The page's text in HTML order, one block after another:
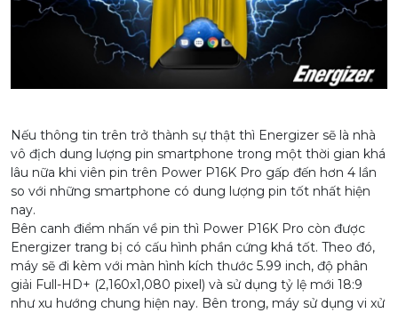
Nếu thông tin trên trở thành sự thật thì Energizer sẽ là nhà
vô địch dung lượng pin smartphone trong một thời gian khá
lâu nữa khi viên pin trên Power P16K Pro gấp đến hơn 4 lần
so với những smartphone có dung lượng pin tốt nhất hiện
nay.
Bên canh điểm nhấn về pin thì Power P16K Pro còn được
Energizer trang bị có cấu hình phần cứng khá tốt. Theo đó,
máy sẽ đi kèm với màn hình kích thước 5.99 inch, độ phân
giải Full-HD+ (2,160x1,080 pixel) và sử dụng tỷ lệ mới 18:9
như xu hướng chung hiện nay. Bên trong, máy sử dụng vi xử